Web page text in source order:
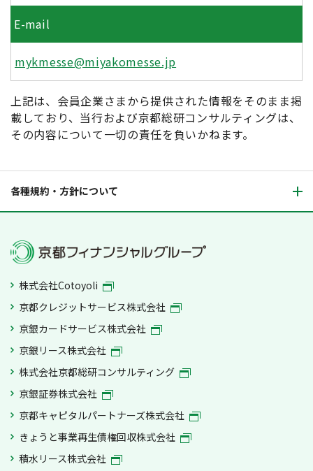
E-mail
mykmesse@miyakomesse.jp
上記は、会員企業さまから提供された情報をそのまま掲
載しており、当行および京都総研コンサルティングは、
その内容について一切の責任を負いかねます。
各種規約・方針について
株式会社Cotoyoli
京都クレジットサービス株式会社
京銀カードサービス株式会社
京銀リース株式会社
株式会社京都総研コンサルティング
京銀証券株式会社
京都キャピタルパートナーズ株式会社
きょうと事業再生債権回収株式会社
積水リース株式会社